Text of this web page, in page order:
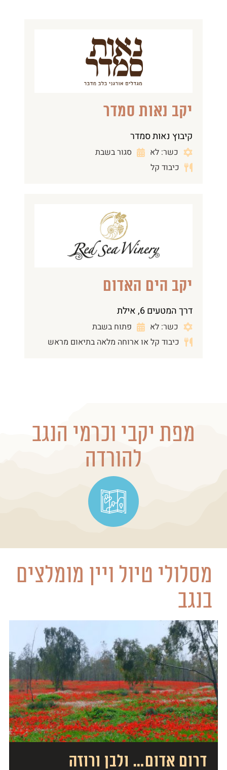
יקב נאות סמדר
קיבוץ נאות סמדר
כשר: לא
סגור בשבת
כיבוד קל
יקב הים האדום
דרך המטעים 6, אילת
כשר: לא
פתוח בשבת
כיבוד קל או ארוחה מלאה בתיאום מראש
מפת יקבי וכרמי הנגב
להורדה
מסלולי טיול ויין מומלצים
בנגב
דרום אדום… ולבן ורוזה